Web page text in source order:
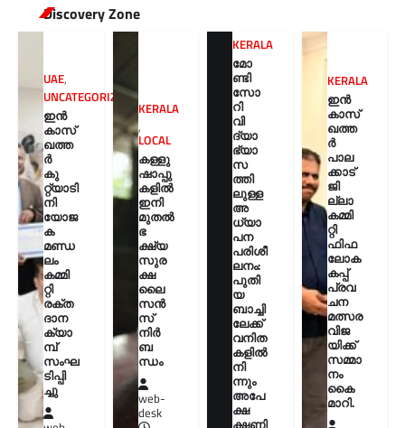
Discovery Zone
UAE,
UNCATEGORIZED
ഇൻ
കാസ്
ഖത്ത
ർ
കു
റ്റ്യാടി
നി
യോജ
ക
മണ്ഡ
ലം
കമ്മി
റ്റി
രക്ത
ദാന
ക്യാ
മ്പ്
സംഘ
ടിപ്പി
ച്ചു
KERALA
,
LOCAL
കള്ളു
ഷാപ്പു
കളിൽ
ഇനി
മുതൽ
ഭ
ക്ഷ്യ
സുര
ക്ഷ
ലൈ
സൻ
സ്
നിർ
ബ
ന്ധം
web-
desk
KERALA
മോ
ണ്ടി
സോ
റി
വി
ദ്യാ
ഭ്യാ
സ
ത്തി
ലുള്ള
അ
ധ്യാ
പന
പരിശീ
ലനം:
പുതി
യ
ബാച്ചി
ലേക്ക്
വനിത
കളിൽ
നി
ന്നും
അപേ
ക്ഷ
KERALA
ഇൻ
കാസ്
ഖത്ത
ർ
പാല
ക്കാട്
ജി
ല്ലാ
കമ്മി
റ്റി
ഫിഫ
ലോക
കപ്പ്
പ്രവ
ചന
മത്സര
വിജ
യിക്ക്
സമ്മാ
നം
കൈ
മാറി.